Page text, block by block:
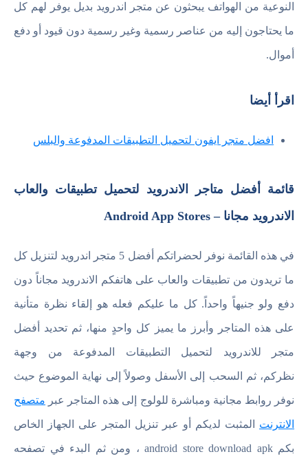
النوعية من الهواتف يبحثون عن متجر اندرويد بديل يوفر لهم كل
ما يحتاجون إليه من عناصر رسمية وغير رسمية دون قيود أو دفع
أموال.
اقرأ أيضا
افضل متجر ايفون لتحميل التطبيقات المدفوعة والبلس
قائمة أفضل متاجر الاندرويد لتحميل تطبيقات والعاب
الاندرويد مجانا – Android App Stores
في هذه القائمة نوفر لحضراتكم أفضل 5 متجر اندرويد لتنزيل كل
ما تريدون من تطبيقات والعاب على هاتفكم الاندرويد مجاناً دون
دفع ولو جنيهاً واحداً. كل ما عليكم فعله هو إلقاء نظرة متأنية
على هذه المتاجر وأبرز ما يميز كل واحدٍ منها، ثم تحديد أفضل
متجر للاندرويد لتحميل التطبيقات المدفوعة من وجهة
نظركم، ثم السحب إلى الأسفل وصولاً إلى نهاية الموضوع حيث
نوفر روابط مجانية ومباشرة للولوج إلى هذه المتاجر عبر متصفح
الانترنت المثبت لديكم أو عبر تنزيل المتجر على الجهاز الخاص
بكم android store download apk ، ومن ثم البدء في تصفحه